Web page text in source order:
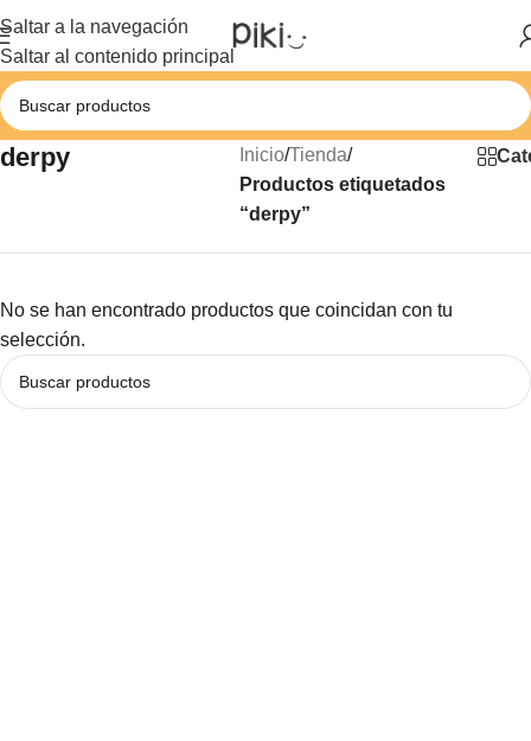
Saltar a la navegación
Saltar al contenido principal
derpy Inicio/Tienda/
Productos etiquetados
“derpy”
No se han encontrado productos que coincidan con tu
selección.